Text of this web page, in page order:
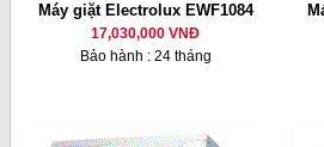
Máy giặt Electrolux EWF1084
17,030,000 VNĐ
Bảo hành : 24 tháng